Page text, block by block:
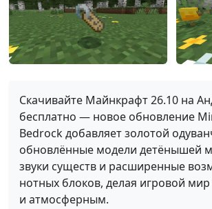
Скачивайте Майнкрафт 26.10 на
бесплатно — новое обновление
Bedrock добавляет золотой
обновлённые модели детёнышей
звуки существ и расширенные
нотных блоков, делая игровой
и атмосферным.